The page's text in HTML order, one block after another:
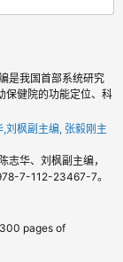
是我国首部系统研究
保健院的功能定位、科
刘枫副主编, 张毅刚主
志华、刘枫副主编，
7-112-23467-7。
pages of